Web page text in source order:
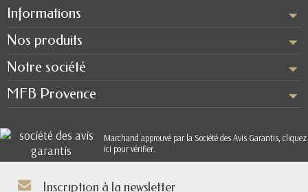
Informations
Nos produits
Notre société
MFB Provence
Marchand approuvé par la Société des Avis Garantis, cliquez
ici pour vérifier.
Inscription à la newsletter